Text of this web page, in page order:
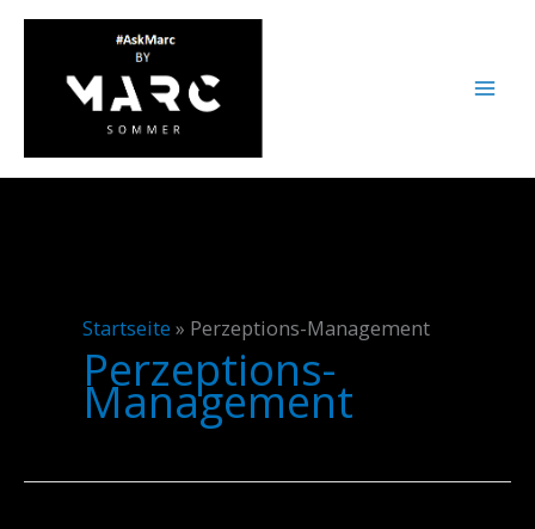
Zum
springen
Startseite » Perzeptions-Management
Perzeptions-
Management